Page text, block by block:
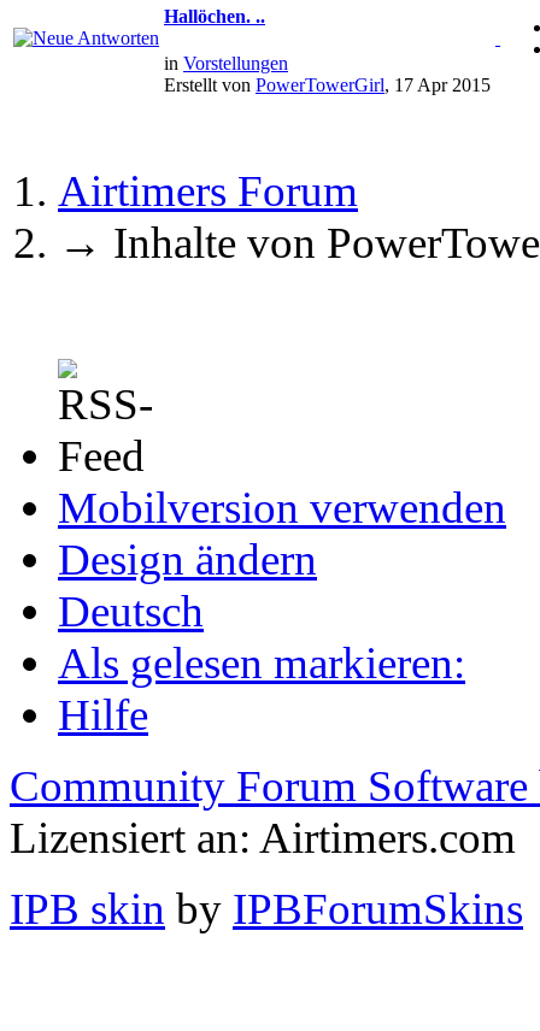
Hallöchen. ..
in Vorstellungen
Erstellt von PowerTowerGirl, 17 Apr 2015
Airtimers Forum
→ Inhalte von
Mobilversion verwenden
Design ändern
Deutsch
Als gelesen markieren:
Hilfe
Community Forum Software
Lizensiert an: Airtimers.com
IPB skin by IPBForumSkins